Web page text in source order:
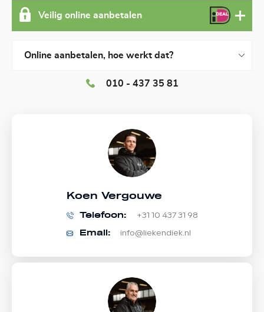
Veilig online aanbetalen
Online aanbetalen, hoe werkt dat?
010 - 437 35 81
Koen Vergouwe
Telefoon: +31 10 437 31 98
Email: info@liekendiek.nl